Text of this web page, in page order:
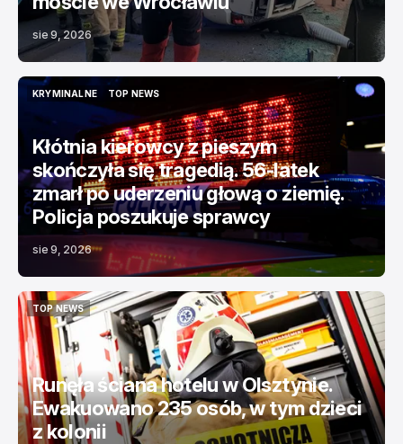
sie 9, 2026
KRYMINALNE
KRYMINALNE
TOP NEWS
TOP NEWS
Kłótnia kierowcy z pieszym
skończyła się tragedią. 56-latek
zmarł po uderzeniu głową o ziemię.
Policja poszukuje sprawcy
sie 9, 2026
TOP NEWS
TOP NEWS
Runęła ściana hotelu w Olsztynie.
Ewakuowano 235 osób, w tym dzieci
z kolonii